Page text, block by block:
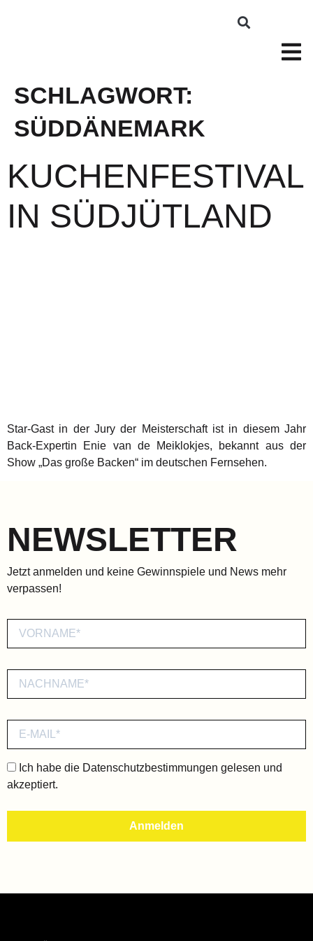
SCHLAGWORT:
SÜDDÄNEMARK
KUCHENFESTIVAL
IN SÜDJÜTLAND
Star-Gast in der Jury der Meisterschaft ist in diesem Jahr
Back-Expertin Enie van de Meiklokjes, bekannt aus der
Show „Das große Backen“ im deutschen Fernsehen.
NEWSLETTER
Jetzt anmelden und keine Gewinnspiele und News mehr
verpassen!
Ich habe die Datenschutzbestimmungen gelesen und
akzeptiert.